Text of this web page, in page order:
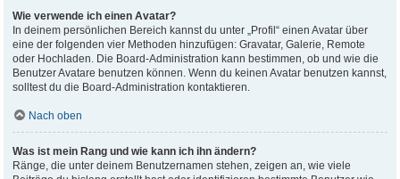
Wie verwende ich einen Avatar?
In deinem persönlichen Bereich kannst du unter „Profil“ einen Avatar über
eine der folgenden vier Methoden hinzufügen: Gravatar, Galerie, Remote
oder Hochladen. Die Board-Administration kann bestimmen, ob und wie die
Benutzer Avatare benutzen können. Wenn du keinen Avatar benutzen kannst,
solltest du die Board-Administration kontaktieren.
Nach oben
Was ist mein Rang und wie kann ich ihn ändern?
Ränge, die unter deinem Benutzernamen stehen, zeigen an, wie viele